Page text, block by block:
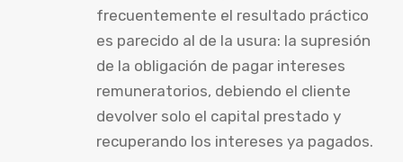
frecuentemente el resultado práctico
es parecido al de la usura: la supresión
de la obligación de pagar intereses
remuneratorios, debiendo el cliente
devolver solo el capital prestado y
recuperando los intereses ya pagados.